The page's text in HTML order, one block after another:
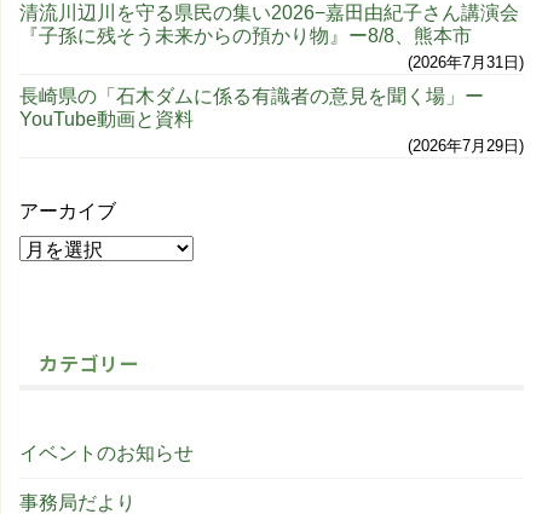
清流川辺川を守る県民の集い2026−嘉田由紀子さん講演会
『子孫に残そう未来からの預かり物』ー8/8、熊本市
2026年7月31日
長崎県の「石木ダムに係る有識者の意見を聞く場」ー
YouTube動画と資料
2026年7月29日
アーカイブ
カテゴリー
イベントのお知らせ
事務局だより